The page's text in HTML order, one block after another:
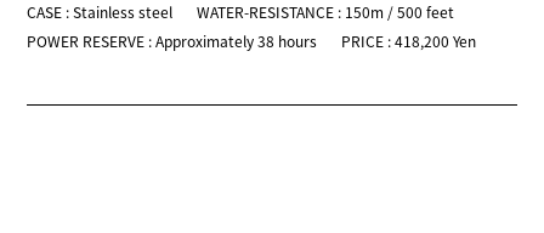
CASE : Stainless steel
WATER-RESISTANCE : 150m / 500 feet
POWER RESERVE : Approximately 38 hours
PRICE : 418,200 Yen